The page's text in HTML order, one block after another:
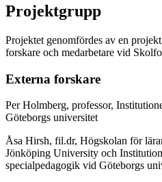
Projektgrupp
Projektet genomfördes av en
forskare och medarbetare vid
Externa forskare
Per Holmberg, professor,
Göteborgs universitet
Åsa Hirsh, fil.dr, Högskolan för
Jönköping University och
specialpedagogik vid Göteborgs